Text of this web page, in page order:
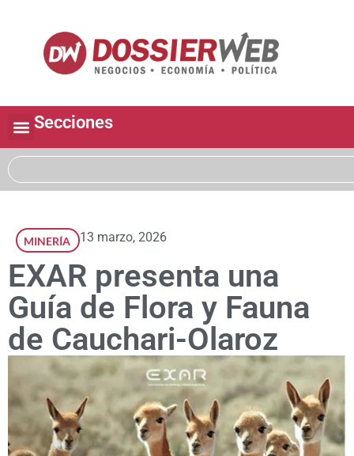
Secciones
MINERÍA 13 marzo, 2026
EXAR presenta una
Guía de Flora y Fauna
de Cauchari-Olaroz